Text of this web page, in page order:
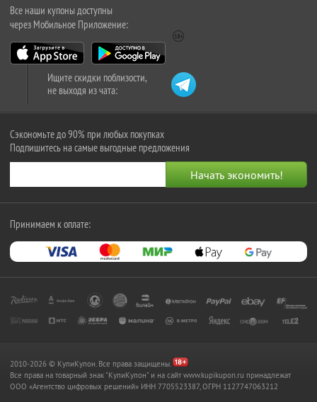
Все наши купоны доступны
через Мобильное Приложение:
Ищите скидки поблизости,
не выходя из чата:
Сэкономьте до 90% при любых покупках
Подпишитесь на самые выгодные предложения
Принимаем к оплате:
2010-2026 © КупиКупон. Все права защищены.
Все права на товарный знак "КупиКупон" и на сайт www.kupikupon.ru принадлежат
OOO «Агентство цифровых решений» ИНН 7705523387, ОГРН 1127747063212